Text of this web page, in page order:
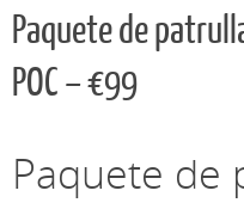
Paquete de
POC – €99
Paquete de